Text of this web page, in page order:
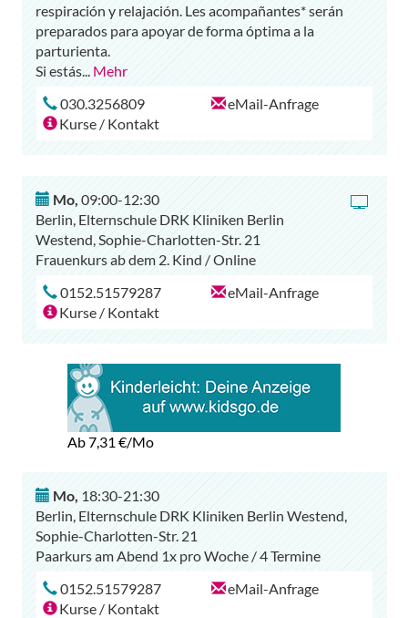
respiración y relajación. Les acompañantes* serán
preparados para apoyar de forma óptima a la
parturienta.
Si estás... Mehr
030.3256809
eMail-Anfrage
Kurse / Kontakt
Mo, 09:00-12:30
Berlin, Elternschule DRK Kliniken Berlin
Westend, Sophie-Charlotten-Str. 21
Frauenkurs ab dem 2. Kind / Online
0152.51579287
eMail-Anfrage
Kurse / Kontakt
Ab 7,31 €/Mo
Mo, 18:30-21:30
Berlin, Elternschule DRK Kliniken Berlin Westend,
Sophie-Charlotten-Str. 21
Paarkurs am Abend 1x pro Woche / 4 Termine
0152.51579287
eMail-Anfrage
Kurse / Kontakt